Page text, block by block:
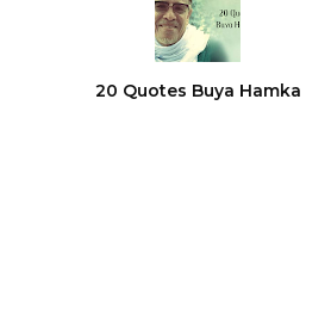
20 Quotes Buya Hamka